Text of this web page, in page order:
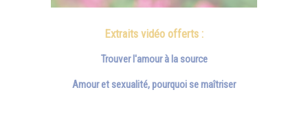
Extraits vidéo offerts :
Trouver l'amour à la source
Amour et sexualité, pourquoi se maîtriser